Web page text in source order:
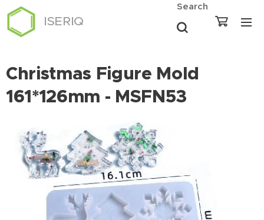
ISERIQ
Search
Christmas Figure Mold
161*126mm - MSFN53